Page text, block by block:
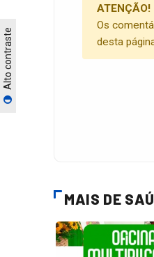
Alto contraste
ATENÇÃO!
Os
desta
MAIS DE